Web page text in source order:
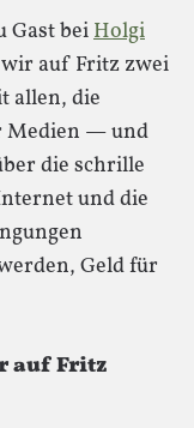
Gast beiHolgi
auf Fritz zwei
allen, die
Medien — und
die schrille
und die
Geld für
auf Fritz